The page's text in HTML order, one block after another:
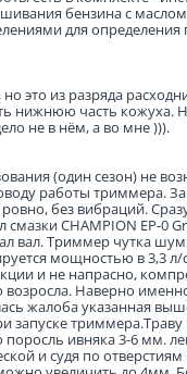
бензина с
для
это из разряда
нижнюю часть кожуха.
не в нём, а во мне ))).
(один сезон) не
работы триммера.
без вибраций.
смазки CHAMPION EP-0
вал. Триммер чутка
мощностью в 3,3 л/
и не напрасно,
Наверно
жалоба указанная
запуске
ивняка 3-6 мм.
и судя по отверстиям